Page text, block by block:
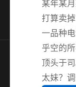
某年某
打算卖
一品种
乎空的
顶头于
太妹？